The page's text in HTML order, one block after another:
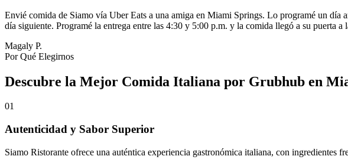
Envié comida de Siamo vía Uber Eats a una amiga en Miami Springs. Lo programé un
día siguiente. Programé la entrega entre las 4:30 y 5:00 p.m. y la comida llegó a su puerta
Magaly P.
Por Qué Elegirnos
Descubre la Mejor Comida Italiana por Grubhub en
01
Autenticidad y Sabor Superior
Siamo Ristorante ofrece una auténtica experiencia gastronómica italiana, con ingredientes